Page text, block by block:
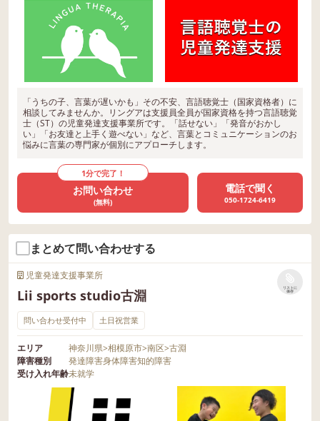
「うちの子、言葉が遅いかも」その不安、言語聴覚士（国家資格者）に
相談してみませんか。リングアは支援員全員が国家資格を持つ言語聴覚
士（ST）の児童発達支援事業所です。「話せない」「発音がおかし
い」「お友達と上手く遊べない」など、言葉とコミュニケーションのお
悩みに言葉の専門家が個別にアプローチします。
1分で完了！
お問い合わせ
(無料)
電話で聞く
050-1724-6419
まとめて問い合わせする
児童発達支援事業所
Lii sports studio古淵
リストに
保存
問い合わせ受付中 土日祝営業
エリア 神奈川県>相模原市>南区>古淵
障害種別
発達障害身体障害知的障害
受け入れ年齢未就学